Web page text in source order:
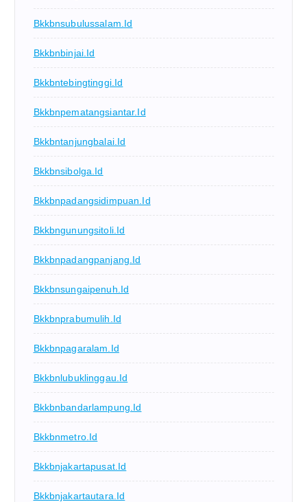
Bkkbnsubulussalam.id
Bkkbnbinjai.id
Bkkbntebingtinggi.id
Bkkbnpematangsiantar.id
Bkkbntanjungbalai.id
Bkkbnsibolga.id
Bkkbnpadangsidimpuan.id
Bkkbngunungsitoli.id
Bkkbnpadangpanjang.id
Bkkbnsungaipenuh.id
Bkkbnprabumulih.id
Bkkbnpagaralam.id
Bkkbnlubuklinggau.id
Bkkbnbandarlampung.id
Bkkbnmetro.id
Bkkbnjakartapusat.id
Bkkbnjakartautara.id